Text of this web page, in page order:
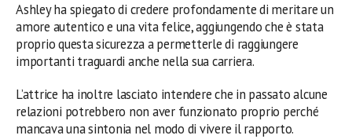
Ashley ha spiegato di credere profondamente di meritare un
amore autentico e una vita felice, aggiungendo che è stata
proprio questa sicurezza a permetterle di raggiungere
importanti traguardi anche nella sua carriera.
L’attrice ha inoltre lasciato intendere che in passato alcune
relazioni potrebbero non aver funzionato proprio perché
mancava una sintonia nel modo di vivere il rapporto.